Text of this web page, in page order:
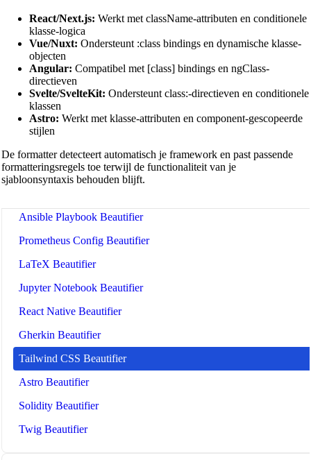
Haskell Code Beautifier
Elixir Code Beautifier
R Code Beautifier
Julia Code Beautifier
MATLAB Code Beautifier
Dockerfile Beautifier
Ansible Playbook Beautifier
Prometheus Config Beautifier
LaTeX Beautifier
Jupyter Notebook Beautifier
React Native Beautifier
Gherkin Beautifier
Tailwind CSS Beautifier
Astro Beautifier
Solidity Beautifier
Twig Beautifier
React/Next.js: Werkt met className-attributen en conditionele
klasse-logica
Vue/Nuxt: Ondersteunt :class bindings en dynamische klasse-
objecten
Angular: Compatibel met [class] bindings en ngClass-
directieven
Svelte/SvelteKit: Ondersteunt class:-directieven en conditionele
klassen
Astro: Werkt met klasse-attributen en component-gescopeerde
stijlen
De formatter detecteert automatisch je framework en past passende
formatteringsregels toe terwijl de functionaliteit van je
sjabloonsyntaxis behouden blijft.